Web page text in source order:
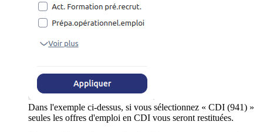
Dans l'exemple ci-dessus, si vous sélectionnez « CDI (941) »
seules les offres d'emploi en CDI vous seront restituées.